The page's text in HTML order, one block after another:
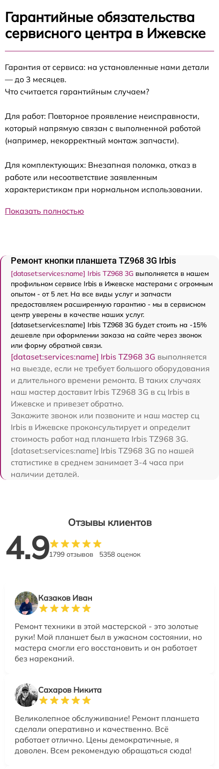
Гарантийные обязательства
сервисного центра в Ижевске
Гарантия от сервиса: на установленные нами детали
— до 3 месяцев.
Что считается гарантийным случаем?
Для работ: Повторное проявление неисправности,
который напрямую связан с выполненной работой
(например, некорректный монтаж запчасти).
Для комплектующих: Внезапная поломка, отказ в
работе или несоответствие заявленным
характеристикам при нормальном использовании.
Показать полностью
Ремонт кнопки планшета TZ968 3G Irbis
[dataset:services:name] Irbis TZ968 3G выполняется в нашем
профильном сервисе Irbis в Ижевске мастерами с огромным
опытом - от 5 лет. На все виды услуг и запчасти
предоставляем расширенную гарантию - мы в сервисном
центр уверены в качестве наших услуг.
[dataset:services:name] Irbis TZ968 3G будет стоить на -15%
дешевле при оформлении заказа на сайте через звонок
или форму обратной связи.
[dataset:services:name] Irbis TZ968 3G выполняется
на выезде, если не требует большого оборудования
и длительного времени ремонта. В таких случаях
наш мастер доставит Irbis TZ968 3G в сц Irbis в
Ижевске и привезет обратно.
Закажите звонок или позвоните и наш мастер сц
Irbis в Ижевске проконсультирует и определит
стоимость работ над планшета Irbis TZ968 3G.
[dataset:services:name] Irbis TZ968 3G по нашей
статистике в среднем занимает 3-4 часа при
наличии деталей.
Отзывы клиентов
4.91799 отзывов 5358 оценок
Казаков Иван
Ремонт техники в этой мастерской - это золотые
руки! Мой планшет был в ужасном состоянии, но
мастера смогли его восстановить и он работает
без нареканий.
Сахаров Никита
Великолепное обслуживание! Ремонт планшета
сделали оперативно и качественно. Всё
работает отлично. Цены демократичные, я
доволен. Всем рекомендую обращаться сюда!